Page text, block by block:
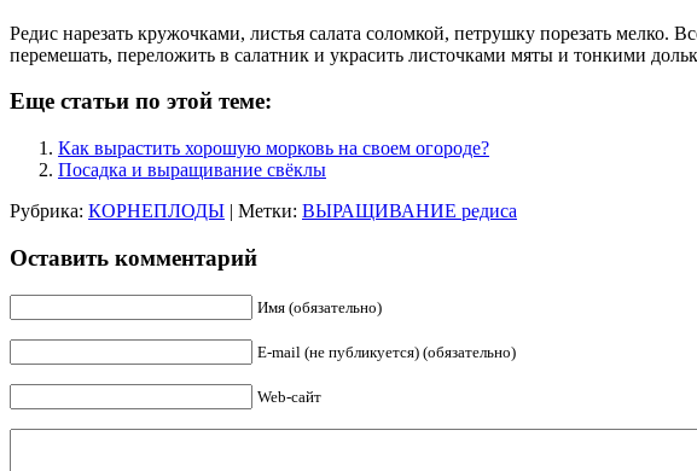
Редис нарезать кружочками, листья салата соломкой, петрушку порезать
перемешать, переложить в салатник и украсить листочками мяты и тонкими
Еще статьи по этой теме:
Как вырастить хорошую морковь на своем огороде?
Посадка и выращивание свёклы
Рубрика: КОРНЕПЛОДЫ | Метки: ВЫРАЩИВАНИЕ редиса
Оставить комментарий
Имя (обязательно)
E-mail (не публикуется) (обязательно)
Web-сайт